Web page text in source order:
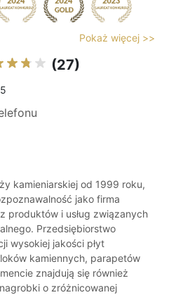
Pokaż więcej >>
(27)
kamieniarskiej od 1999 roku,
jako firma
produktów i usług związanych
Przedsiębiorstwo
wysokiej jakości płyt
kamiennych, parapetów
znajdują się również
o zróżnicowanej